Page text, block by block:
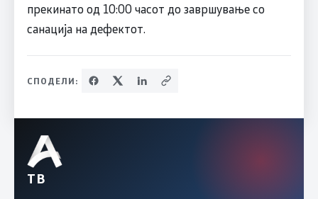
прекинато од 10:00 часот до завршување со
санација на дефектот.
СПОДЕЛИ:
ТВ